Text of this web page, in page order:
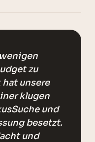
zu
unsere
klugen
und
besetzt.
und